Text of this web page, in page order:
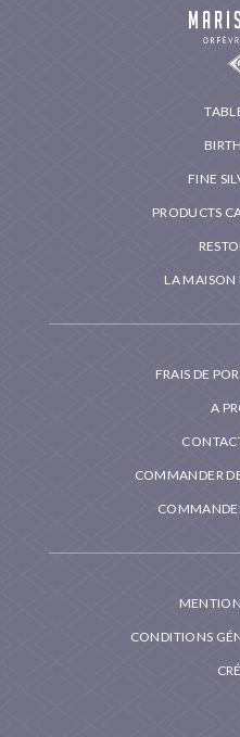
FINE
PRODUCTS
LA MAISON
FRAIS DE
A
COMMANDER
CONDITIONS